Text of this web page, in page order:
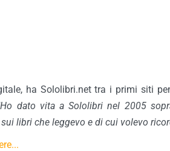
ha Sololibri.net tra i primi siti
dato vita a Sololibri nel 2005
libri che leggevo e di cui volevo